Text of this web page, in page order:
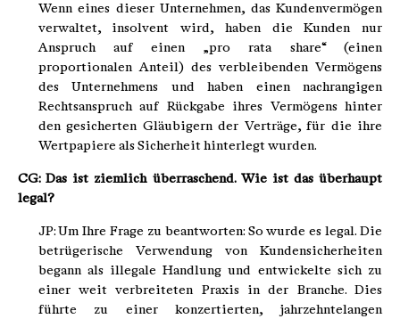
Wenn eines dieser Unternehmen, das Kundenvermögen
verwaltet, insolvent wird, haben die Kunden nur
Anspruch auf einen „pro rata share“ (einen
proportionalen Anteil) des verbleibenden Vermögens
des Unternehmens und haben einen nachrangigen
Rechtsanspruch auf Rückgabe ihres Vermögens hinter
den gesicherten Gläubigern der Verträge, für die ihre
Wertpapiere als Sicherheit hinterlegt wurden.
CG: Das ist ziemlich überraschend. Wie ist das überhaupt
legal?
JP: Um Ihre Frage zu beantworten: So wurde es legal. Die
betrügerische Verwendung von Kundensicherheiten
begann als illegale Handlung und entwickelte sich zu
einer weit verbreiteten Praxis in der Branche. Dies
führte zu einer konzertierten, jahrzehntelangen